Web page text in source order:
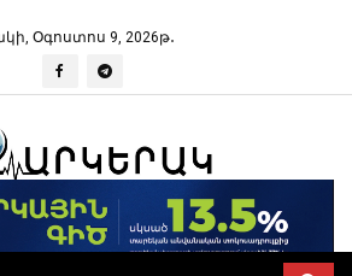
Օգոստոս 9, 2026թ․